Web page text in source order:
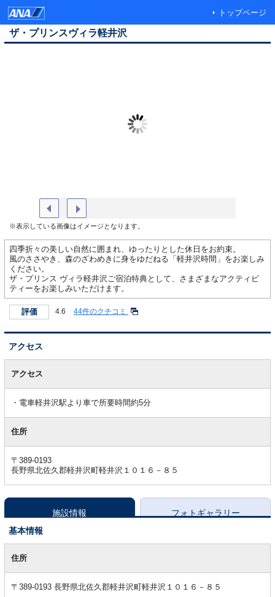
トップページ
ザ・プリンスヴィラ軽井沢
※表示している画像はイメージとなります。
四季折々の美しい自然に囲まれ、ゆったりとした休日をお約束。
風のささやき、森のざわめきに身をゆだねる「軽井沢時間」をお楽しみ
ください。
ザ・プリンス ヴィラ軽井沢ご宿泊特典として、さまざまなアクティビ
ティーをお楽しみいただけます。
評価 4.6 44件のクチコミ
アクセス
アクセス
電車軽井沢駅より車で所要時間約5分
住所
〒389-0193
長野県北佐久郡軽井沢町軽井沢１０１６－８５
施設情報
フォトギャラリー
基本情報
本住所
〒389-0193 長野県北佐久郡軽井沢町軽井沢１０１６－８５